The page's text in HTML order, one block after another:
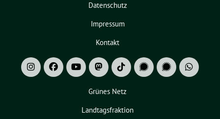
Datenschutz
Impressum
Kontakt
Grünes Netz
Landtagsfraktion